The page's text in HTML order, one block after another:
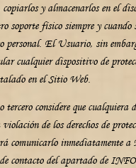
y almacenarlos en el
soporte físico siempre y cuando
personal. El Usuario, sin
cualquier dispositivo de
en el Sitio Web.
considere que cualquiera
de los derechos de
comunicarlo inmediatamente a
contacto del apartado de